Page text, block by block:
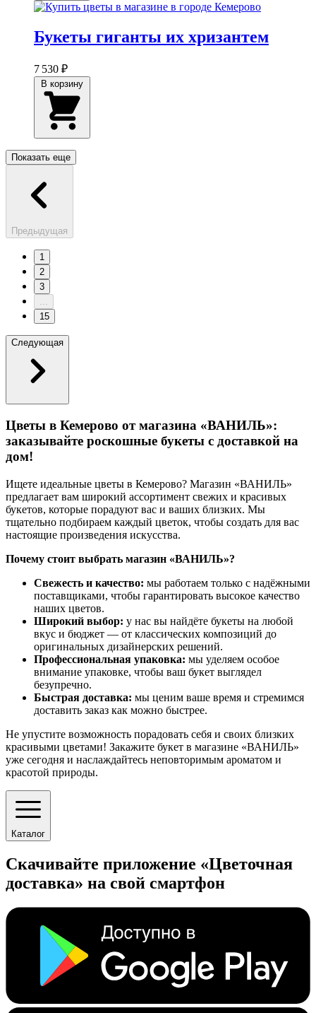
Букеты гиганты их хризантем
7 530 ₽
Показать еще
Предыдущая
1
2
3
...
15
Следующая
Цветы в Кемерово от магазина «ВАНИЛЬ»:
заказывайте роскошные букеты с доставкой на
дом!
Ищете идеальные цветы в Кемерово? Магазин «ВАНИЛЬ»
предлагает вам широкий ассортимент свежих и красивых
букетов, которые порадуют вас и ваших близких. Мы
тщательно подбираем каждый цветок, чтобы создать для вас
настоящие произведения искусства.
Почему стоит выбрать магазин «ВАНИЛЬ»?
Свежесть и качество: мы работаем только с надёжными
поставщиками, чтобы гарантировать высокое качество
наших цветов.
Широкий выбор: у нас вы найдёте букеты на любой
вкус и бюджет — от классических композиций до
оригинальных дизайнерских решений.
Профессиональная упаковка: мы уделяем особое
внимание упаковке, чтобы ваш букет выглядел
безупречно.
Быстрая доставка: мы ценим ваше время и стремимся
доставить заказ как можно быстрее.
Не упустите возможность порадовать себя и своих близких
красивыми цветами! Закажите букет в магазине «ВАНИЛЬ»
уже сегодня и наслаждайтесь неповторимым ароматом и
красотой природы.
Каталог
Скачивайте приложение «Цветочная
доставка» на свой смартфон